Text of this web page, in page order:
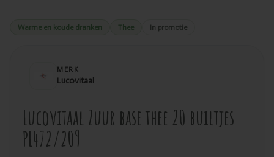
Warme en koude dranken Thee In promotie
MERK
Lucovitaal
Lucovitaal Zuur base thee 20 builtjes
PL472/209